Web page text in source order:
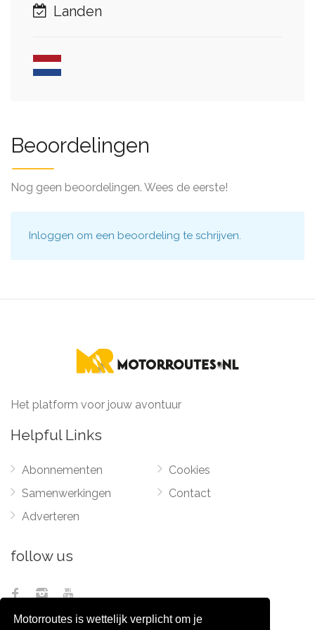
Motorroutes is wettelijk verplicht om je
Landen
Beoordelingen
Nog geen beoordelingen. Wees de eerste!
Inloggen om een beoordeling te schrijven.
Het platform voor jouw avontuur
Helpful Links
Abonnementen
Samenwerkingen
Adverteren
Cookies
Contact
follow us